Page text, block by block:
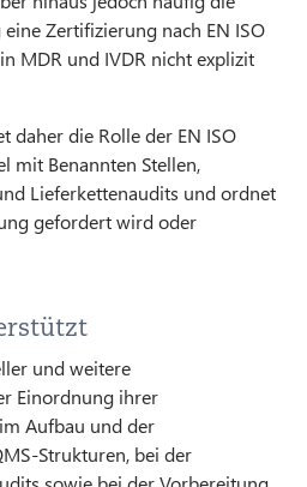
Zertifizierung nach EN ISO
MDR und IVDR nicht explizit
daher die Rolle der EN ISO
mit Benannten Stellen,
Lieferkettenaudits und ordnet
gefordert wird oder
und weitere
Einordnung ihrer
Aufbau und der
Strukturen, bei der